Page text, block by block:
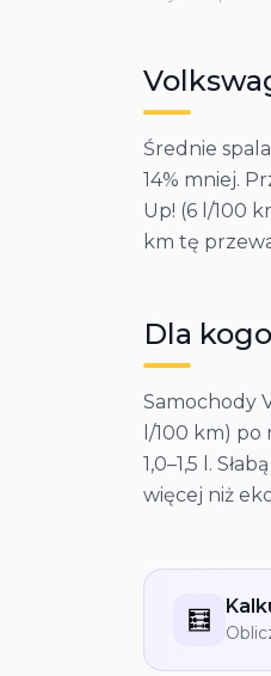
Średnie
14% mniej.
Up! (6 l/100
km tę
Dla
Samochody
l/100 km)
1,0–1,5 l.
więcej niż
🧮